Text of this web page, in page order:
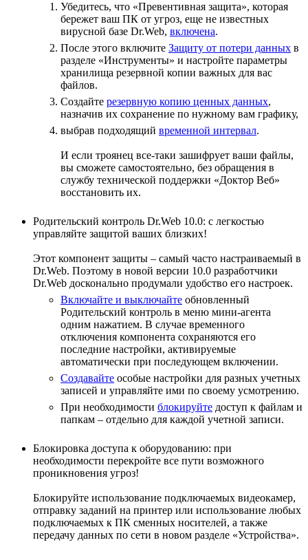
Убедитесь, что «Превентивная защита», которая
бережет ваш ПК от угроз, еще не известных
вирусной базе Dr.Web, включена.
После этого включите Защиту от потери данных в
разделе «Инструменты» и настройте параметры
хранилища резервной копии важных для вас
файлов.
Создайте резервную копию ценных данных,
назначив их сохранение по нужному вам графику,
выбрав подходящий временной интервал.
И если троянец все-таки зашифрует ваши файлы,
вы сможете самостоятельно, без обращения в
службу технической поддержки «Доктор Веб»
восстановить их.
Родительский контроль Dr.Web 10.0: с легкостью
управляйте защитой ваших близких!
Этот компонент защиты – самый часто настраиваемый в
Dr.Web. Поэтому в новой версии 10.0 разработчики
Dr.Web досконально продумали удобство его настроек.
Включайте и выключайте обновленный
Родительский контроль в меню мини-агента
одним нажатием. В случае временного
отключения компонента сохраняются его
последние настройки, активируемые
автоматически при последующем включении.
Создавайте особые настройки для разных учетных
записей и управляйте ими по своему усмотрению.
При необходимости блокируйте доступ к файлам и
папкам – отдельно для каждой учетной записи.
Блокировка доступа к оборудованию: при
необходимости перекройте все пути возможного
проникновения угроз!
Блокируйте использование подключаемых видеокамер,
отправку заданий на принтер или использование любых
подключаемых к ПК сменных носителей, а также
передачу данных по сети в новом разделе «Устройства».